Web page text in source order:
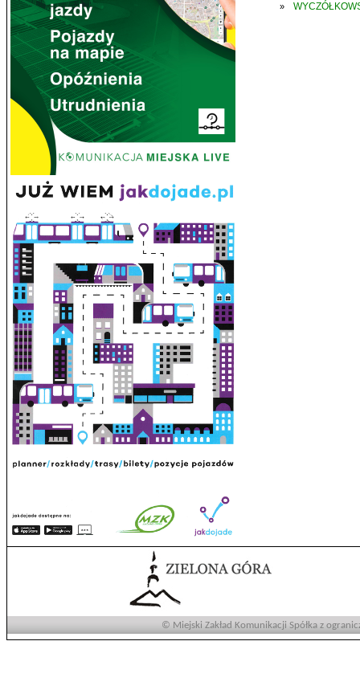
»
© Miejski Zakład Komunikacji Spółka z